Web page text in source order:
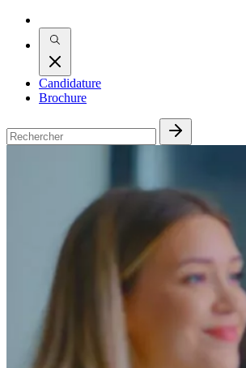
Candidature
Brochure